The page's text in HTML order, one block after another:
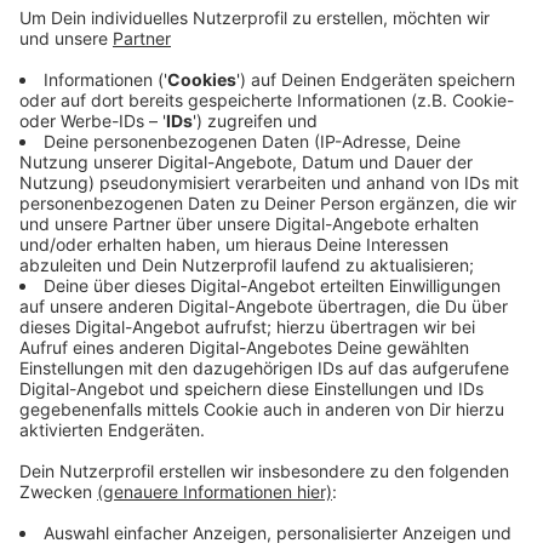
den Augen vieler Beyenburger stark
beeinträchtigt. Oberbürgermeister Mucke sah es
genauso und ließ eine Arbeitsgruppe nach
Alternativ-Standorten suchen. Das Ergebnis: Die
Anlage kommt ein Stück wupperabwärts auf ein
ungenutztes Firmengrundstück. Das liegt auf
Schwelmer Stadtgebiet. Die Stadt Schwelm ist
einverstanden.
Veröffentlicht:Freitag, 21.08.2020 16:46
Anzeige
Anzeige